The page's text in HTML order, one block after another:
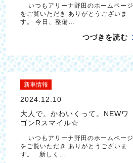
いつもアリーナ野田のホームページ
をご覧いただき ありがとうございま
す。 今日、整備…
つづきを読む
新車情報
2024.12.10
大人で。かわいくって。NEWワ
ゴンRスマイル☆
いつもアリーナ野田のホームページ
をご覧いただき ありがとうございま
す。 新しく…